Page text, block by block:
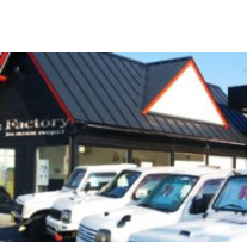
へ
移
動
移
動